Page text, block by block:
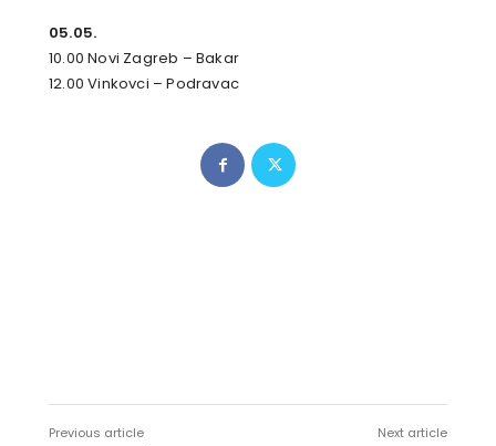
05.05.
10.00 Novi Zagreb – Bakar
12.00 Vinkovci – Podravac
Previous article Next article